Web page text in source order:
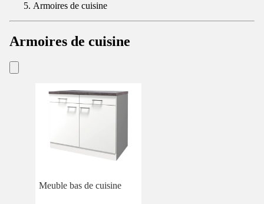
Armoires de cuisine
Armoires de cuisine
Meuble bas de cuisine